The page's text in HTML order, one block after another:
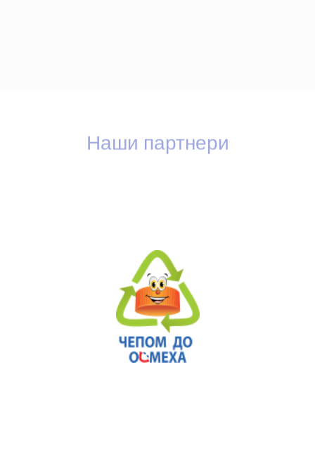
Наши партнери